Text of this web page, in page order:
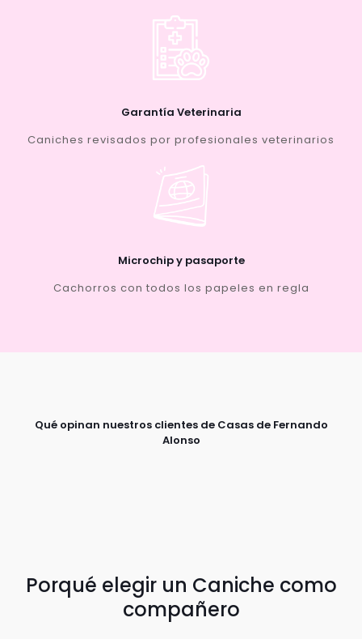
Garantía Veterinaria
Caniches revisados por profesionales veterinarios
Microchip y pasaporte
Cachorros con todos los papeles en regla
Qué opinan nuestros clientes de Casas de Fernando
Alonso
Porqué elegir un Caniche como
compañero